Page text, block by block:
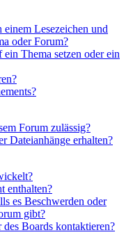
Lesezeichen und
oder Forum?
Thema setzen oder ein
Forum zulässig?
Dateianhänge erhalten?
enthalten?
es Beschwerden oder
gibt?
Boards kontaktieren?